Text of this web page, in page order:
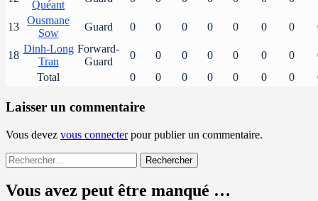
Quéant
13
Ousmane
Sow
Guard 0 0 0 0 0 0 0
18
Dinh-Long
Tran
Forward-
Guard
0 0 0 0 0 0 0
Total
0 0 0 0 0 0 0
Laisser un commentaire
Vous devez vous connecterpour publier un commentaire.
Rechercher :
Vous avez peut être manqué …